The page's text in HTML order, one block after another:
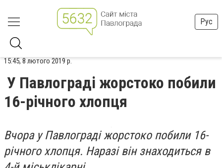
Рус
15:45, 8 лютого 2019 р.
У Павлограді жорстоко побили
16-річного хлопця
Вчора у Павлограді жорстоко побили 16-
річного хлопця. Наразі він знаходиться в